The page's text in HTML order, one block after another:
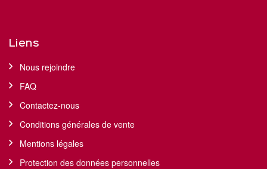
Liens
Nous rejoindre
FAQ
Contactez-nous
Conditions générales de vente
Mentions légales
Protection des données personnelles